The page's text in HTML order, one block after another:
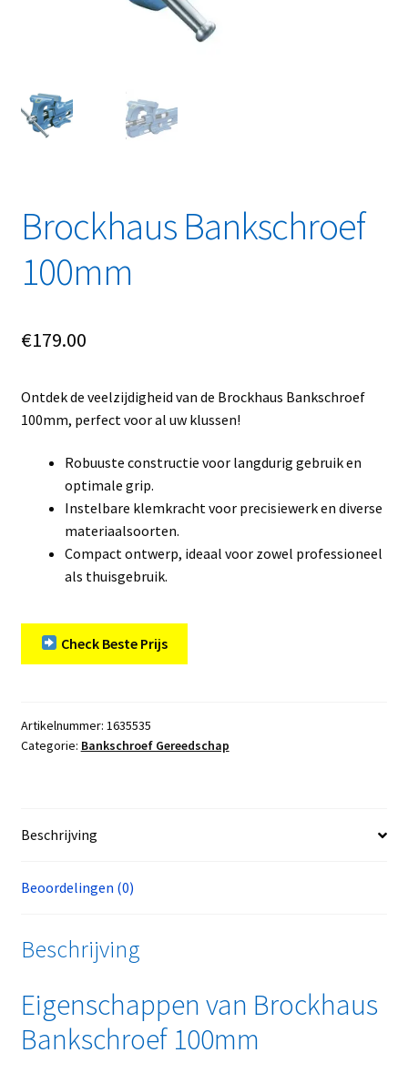
Over Ons
Privacybeleid
Retourbeleid
Brockhaus Bankschroef
100mm
€179.00
Ontdek de veelzijdigheid van de Brockhaus Bankschroef
100mm, perfect voor al uw klussen!
Robuuste constructie voor langdurig gebruik en
optimale grip.
Instelbare klemkracht voor precisiewerk en diverse
materiaalsoorten.
Compact ontwerp, ideaal voor zowel professioneel
als thuisgebruik.
Check Beste Prijs
Artikelnummer: 1635535
Categorie: Bankschroef Gereedschap
Beschrijving
Beoordelingen (0)
Beschrijving
Eigenschappen van Brockhaus
Bankschroef 100mm